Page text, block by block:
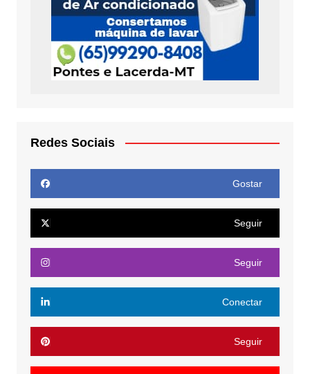
Redes Sociais
Gostar
Seguir
Seguir
Conectar
Seguir